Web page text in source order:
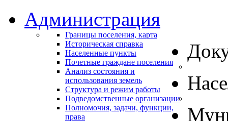
Администрация
Границы поселения, карта
Историческая справка
Населенные пункты
Почетные граждане поселения
Анализ состояния и
использования земель
Структура и режим работы
Подведомственные организации
Полномочия, задачи, функции,
права